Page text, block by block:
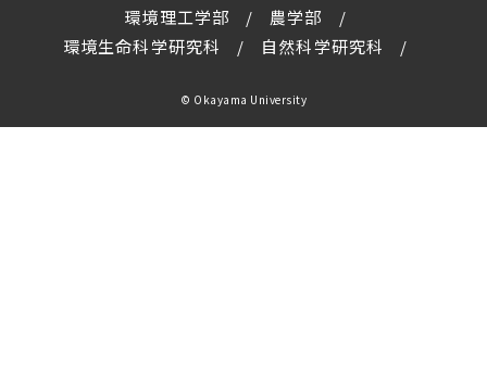
環境理工学部
農学部
環境生命科学研究科
自然科学研究科
© Okayama University